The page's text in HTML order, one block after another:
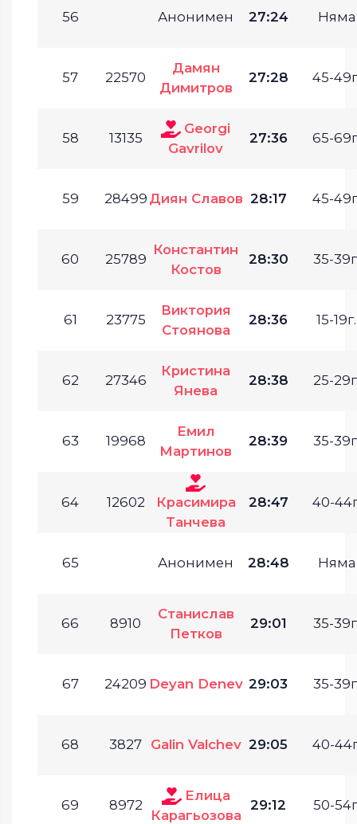
56 Анонимен 27:24 Няма
57 22570
Дамян
Димитров
27:28 45-
58 13135
Georgi
Gavrilov
27:36 65-
59 28499 Диян Славов 28:17 45-
60 25789
Константин
Костов
28:30 35-
61 23775
Виктория
Стоянова
28:36 15-19г.
62 27346
Кристина
Янева
28:38 25-
63 19968
Емил
Мартинов
28:39 35-
64 12602
Красимира
Танчева
28:47 40-
65 Анонимен 28:48 Няма
66 8910
Станислав
Петков
29:01 35-
67 24209 Deyan Denev 29:03 35-
68 3827 Galin Valchev 29:05 40-
69 8972
Елица
Карагьозова
29:12 50-